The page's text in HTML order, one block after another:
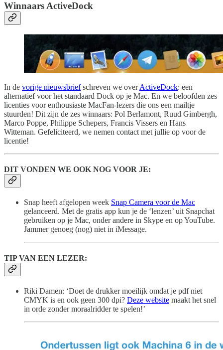
Winnaars ActiveDock
In de vorige nieuwsbriefschreven we overActiveDock: een
alternatief voor het standaard Dock op je Mac. En we beloofden zes
licenties voor enthousiaste MacFan-lezers die ons een mailtje
stuurden! Dit zijn de zes winnaars: Pol Berlamont, Ruud Gimbergh,
Marco Poppe, Philippe Schepers, Francis Vissers en Hans
Witteman. Gefeliciteerd, we nemen contact met jullie op voor de
licentie!
DIT VONDEN WE OOK NOG VOOR JE:
Snap heeft afgelopen week Snap Camera voor de Mac
gelanceerd. Met de gratis app kun je de ‘lenzen’ uit Snapchat
gebruiken op je Mac, onder andere in Skype en op YouTube.
Jammer genoeg (nog) niet in iMessage.
TIP VAN EEN LEZER:
Riki Damen: ‘Doet de drukker moeilijk omdat je pdf niet
CMYK is en ook geen 300 dpi? Deze website maakt het snel
in orde zonder moraalridder te spelen!’